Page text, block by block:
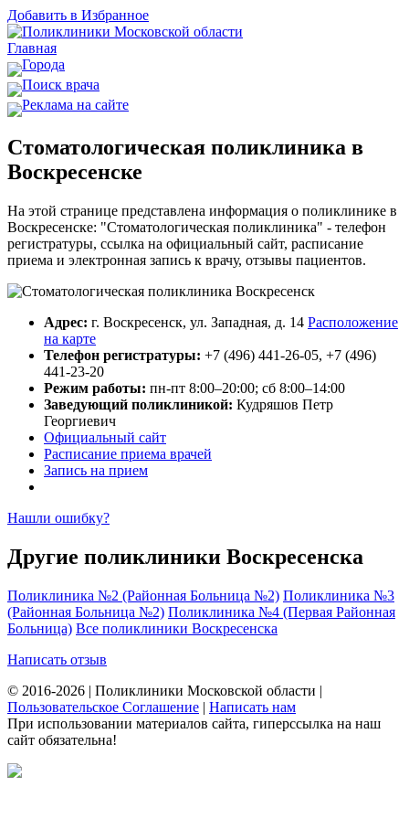
Добавить в Избранное
Главная
Города
Поиск врача
Реклама на сайте
Стоматологическая поликлиника в
Воскресенске
На этой странице представлена информация о поликлинике в
Воскресенске: "Стоматологическая поликлиника" - телефон
регистратуры, ссылка на официальный сайт, расписание
приема и электронная запись к врачу, отзывы пациентов.
Адрес: г. Воскресенск, ул. Западная, д. 14 Расположение
на карте
Телефон регистратуры: +7 (496) 441-26-05, +7 (496)
441-23-20
Режим работы: пн-пт 8:00–20:00; сб 8:00–14:00
Заведующий поликлиникой: Кудряшов Петр
Георгиевич
Официальный сайт
Расписание приема врачей
Запись на прием
Нашли ошибку?
Другие поликлиники Воскресенска
Поликлиника №2 (Районная Больница №2) Поликлиника №3
(Районная Больница №2) Поликлиника №4 (Первая Районная
Больница) Все поликлиники Воскресенска
Написать отзыв
© 2016-2026 | Поликлиники Московской области |
Пользовательское Соглашение | Написать нам
При использовании материалов сайта, гиперссылка на наш
сайт обязательна!